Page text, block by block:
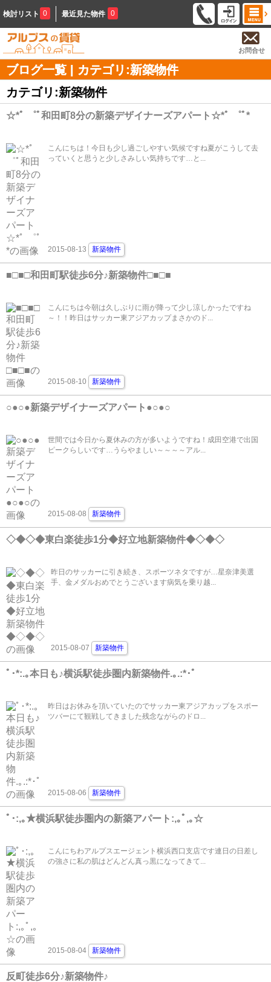
検討リスト 0 最近見た物件 0
お問合せ
ブログ一覧 | カテゴリ:新築物件
カテゴリ:新築物件
☆*ﾟ ゜ﾟ和田町8分の新築デザイナーズアパート☆*ﾟ ゜ﾟ*
こんにちは！今日も少し過ごしやすい気候ですね夏がこうして去
っていくと思うと少しさみしい気持ちです…と...
2015-08-13 新築物件
■□■□和田町駅徒歩6分♪新築物件□■□■
こんにちは今朝は久しぶりに雨が降って少し涼しかったですね
～！！昨日はサッカー東アジアカップまさかのド...
2015-08-10 新築物件
○●○●新築デザイナーズアパート●○●○
世間では今日から夏休みの方が多いようですね！成田空港で出国
ピークらしいです…うらやましい～～～～アル...
2015-08-08 新築物件
◇◆◇◆東白楽徒歩1分◆好立地新築物件◆◇◆◇
昨日のサッカーに引き続き、スポーツネタですが…星奈津美選
手、金メダルおめでとうございます病気を乗り越...
2015-08-07 新築物件
ﾟ･*:.｡本日も♪横浜駅徒歩圏内新築物件.｡.:*･ﾟ
昨日はお休みを頂いていたのでサッカー東アジアカップをスポー
ツバーにて観戦してきました残念ながらのドロ...
2015-08-06 新築物件
ﾟ･:,｡★横浜駅徒歩圏内の新築アパート:,｡ﾟ,｡☆
こんにちわアルプスエージェント横浜西口支店です連日の日差し
の強さに私の肌はどんどん真っ黒になってきて...
2015-08-04 新築物件
反町徒歩6分♪新築物件♪